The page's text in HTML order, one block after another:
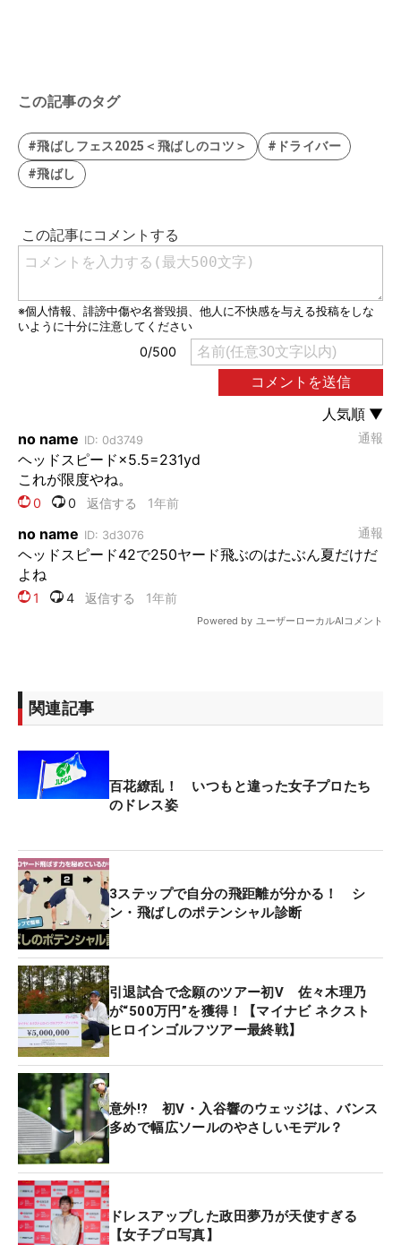
この記事のタグ
#飛ばしフェス2025＜飛ばしのコツ＞
#ドライバー
#飛ばし
関連記事
百花繚乱！ いつもと違った女子プロたち
のドレス姿
3ステップで自分の飛距離が分かる！ シ
ン・飛ばしのポテンシャル診断
引退試合で念願のツアー初V 佐々木理乃
が“500万円”を獲得！【マイナビ ネクスト
ヒロインゴルフツアー最終戦】
意外!? 初V・入谷響のウェッジは、バンス
多めで幅広ソールのやさしいモデル？
ドレスアップした政田夢乃が天使すぎる
【女子プロ写真】